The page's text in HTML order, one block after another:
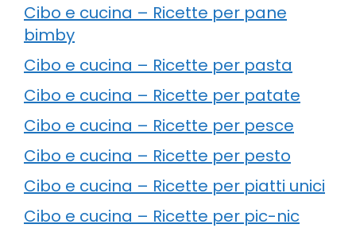
Cibo e cucina – Ricette per pane
bimby
Cibo e cucina – Ricette per pasta
Cibo e cucina – Ricette per patate
Cibo e cucina – Ricette per pesce
Cibo e cucina – Ricette per pesto
Cibo e cucina – Ricette per piatti unici
Cibo e cucina – Ricette per pic-nic